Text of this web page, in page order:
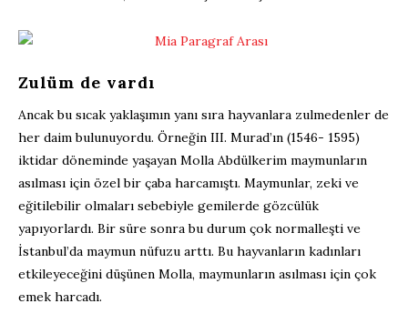
Zulüm de vardı
Ancak bu sıcak yaklaşımın yanı sıra hayvanlara zulmedenler de
her daim bulunuyordu. Örneğin III. Murad’ın (1546- 1595)
iktidar döneminde yaşayan Molla Abdülkerim maymunların
asılması için özel bir çaba harcamıştı. Maymunlar, zeki ve
eğitilebilir olmaları sebebiyle gemilerde gözcülük
yapıyorlardı. Bir süre sonra bu durum çok normalleşti ve
İstanbul’da maymun nüfuzu arttı. Bu hayvanların kadınları
etkileyeceğini düşünen Molla, maymunların asılması için çok
emek harcadı.